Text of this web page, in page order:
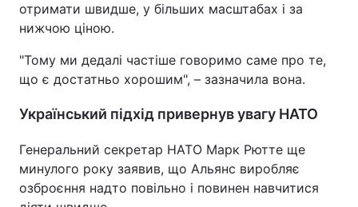
отримати швидше, у більших масштабах і за
нижчою ціною.
"Тому ми дедалі частіше говоримо саме про те,
що є достатньо хорошим", – зазначила вона.
Український підхід привернув увагу НАТО
Генеральний секретар НАТО Марк Рютте ще
минулого року заявив, що Альянс виробляє
озброєння надто повільно і повинен навчитися